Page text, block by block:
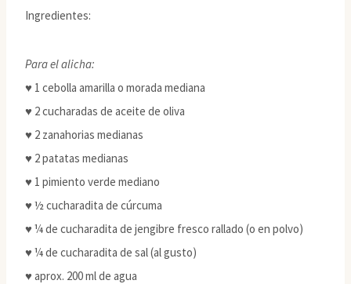
Ingredientes:
Para el alicha:
♥ 1 cebolla amarilla o morada mediana
♥ 2 cucharadas de aceite de oliva
♥ 2 zanahorias medianas
♥ 2 patatas medianas
♥ 1 pimiento verde mediano
♥ ½ cucharadita de cúrcuma
♥ ¼ de cucharadita de jengibre fresco rallado (o en polvo)
♥ ¼ de cucharadita de sal (al gusto)
♥ aprox. 200 ml de agua